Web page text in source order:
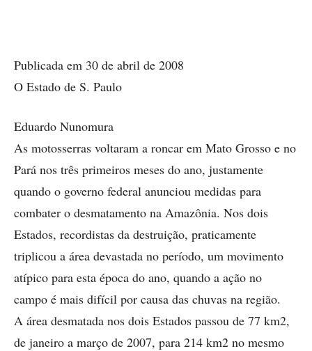
Publicada em 30 de abril de 2008
O Estado de S. Paulo
Eduardo Nunomura
As motosserras voltaram a roncar em Mato Grosso e no
Pará nos três primeiros meses do ano, justamente
quando o governo federal anunciou medidas para
combater o desmatamento na Amazônia. Nos dois
Estados, recordistas da destruição, praticamente
triplicou a área devastada no período, um movimento
atípico para esta época do ano, quando a ação no
campo é mais difícil por causa das chuvas na região.
A área desmatada nos dois Estados passou de 77 km2,
de janeiro a março de 2007, para 214 km2 no mesmo